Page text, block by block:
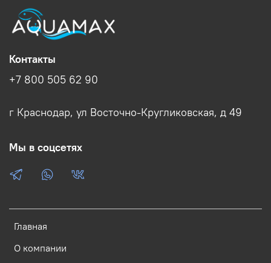
Главная
О компании
Контакты
+7 800 505 62 90
г Краснодар, ул Восточно-Кругликовская, д 49
Мы в соцсетях